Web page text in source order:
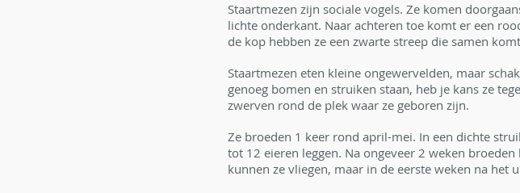
Staartmezen zijn sociale vogels. Ze komen
lichte onderkant. Naar achteren toe komt er een
de kop hebben ze een zwarte streep die samen
Staartmezen eten kleine ongewervelden, maar
genoeg bomen en struiken staan, heb je kans ze
zwerven rond de plek waar ze geboren zijn.
Ze broeden 1 keer rond april-mei. In een dichte
tot 12 eieren leggen. Na ongeveer 2 weken
kunnen ze vliegen, maar in de eerste weken na